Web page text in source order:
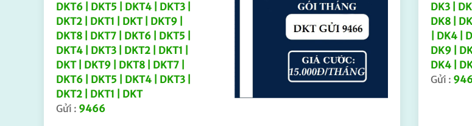
DKT6 | DKT5 | DKT4 | DKT3 |
DKT2 | DKT1 | DKT | DKT9 |
DKT8 | DKT7 | DKT6 | DKT5 |
DKT4 | DKT3 | DKT2 | DKT1 |
DKT | DKT9 | DKT8 | DKT7 |
DKT6 | DKT5 | DKT4 | DKT3 |
DKT2 | DKT1 | DKT
Gửi : 9466
DK3 |
DK8 |
| DK4 |
DK9 |
DK4 |
Gửi :